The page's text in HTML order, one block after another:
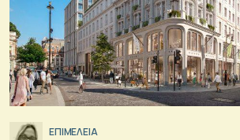
ΕΠΙΜΕΛΕΙΑ